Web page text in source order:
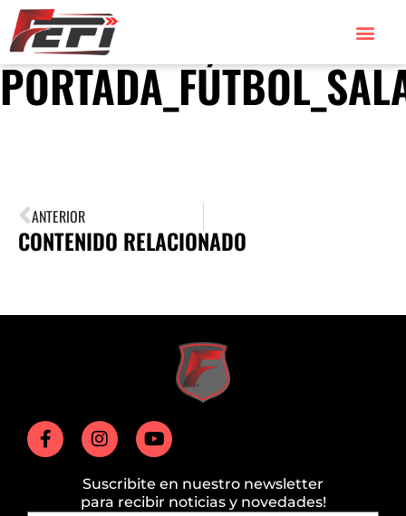
ANTERIOR
CONTENIDO RELACIONADO
Suscribite en nuestro newsletter
para recibir noticias y novedades!